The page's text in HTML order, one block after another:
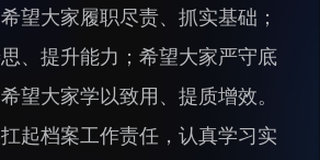
监督审计处
支撑平台处
产业发展中心
望大家履职尽责、抓实基础；
、提升能力；希望大家严守底
望大家学以致用、提质增效。
起档案工作责任，认真学习实